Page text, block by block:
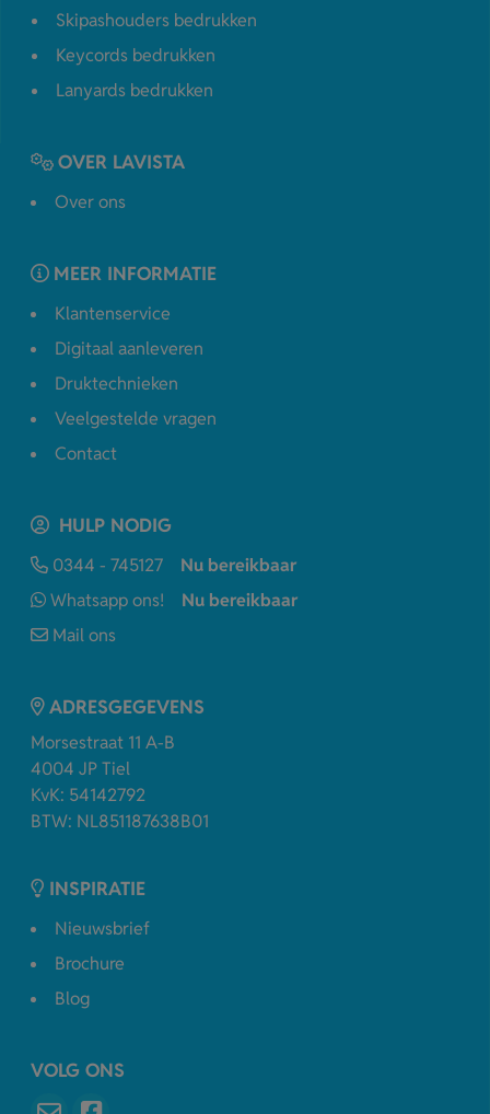
Skipashouders bedrukken
Keycords bedrukken
Lanyards bedrukken
OVER LAVISTA
Over ons
MEER INFORMATIE
Klantenservice
Digitaal aanleveren
Druktechnieken
Veelgestelde vragen
Contact
HULP NODIG
0344 - 745127
Nu bereikbaar
Whatsapp ons!
Nu bereikbaar
Mail ons
ADRESGEGEVENS
Morsestraat 11 A-B
4004 JP Tiel
KvK: 54142792
BTW: NL851187638B01
INSPIRATIE
Nieuwsbrief
Brochure
Blog
VOLG ONS